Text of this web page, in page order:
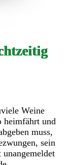
Weine
heimfährt und
muss,
sein
unangemeldet